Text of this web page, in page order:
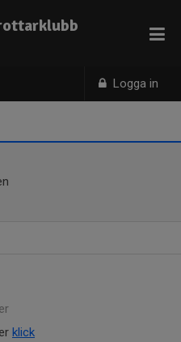
Logga in
klick